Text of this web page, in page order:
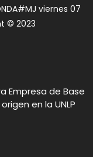
viernes 07
© 2023
Empresa de Base
en la UNLP